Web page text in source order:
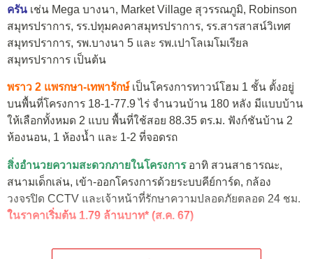
ครัน เช่น Mega บางนา, Market Village สุวรรณภูมิ, Robinson
สมุทรปราการ, รร.ปทุมคงคาสมุทรปราการ, รร.สารสาสน์วิเทศ
สมุทรปราการ, รพ.บางนา 5 และ รพ.เปาโลเมโมเรียล
สมุทรปราการ เป็นต้น
พราว 2 แพรกษา-เทพารักษ์เป็นโครงการทาวน์โฮม 1 ชั้น ตั้งอยู่
บนพื้นที่โครงการ 18-1-77.9 ไร่ จำนวนบ้าน 180 หลัง มีแบบบ้าน
ให้เลือกทั้งหมด 2 แบบ พื้นที่ใช้สอย 88.35 ตร.ม. ฟังก์ชันบ้าน 2
ห้องนอน, 1 ห้องน้ำ และ 1-2 ที่จอดรถ
สิ่งอำนวยความสะดวกภายในโครงการอาทิ สวนสาธารณะ,
สนามเด็กเล่น, เข้า-ออกโครงการด้วยระบบคีย์การ์ด, กล้อง
วงจรปิด CCTV และเจ้าหน้าที่รักษาความปลอดภัยตลอด 24 ชม.
ในราคาเริ่มต้น 1.79 ล้านบาท* (ส.ค. 67)